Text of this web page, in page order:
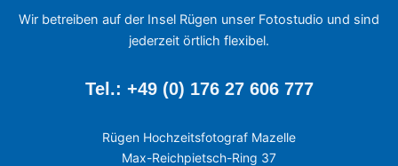
Wir betreiben auf der Insel Rügen unser Fotostudio und sind
jederzeit örtlich flexibel.
Tel.: +49 (0) 176 27 606 777
Rügen Hochzeitsfotograf Mazelle
Max-Reichpietsch-Ring 37